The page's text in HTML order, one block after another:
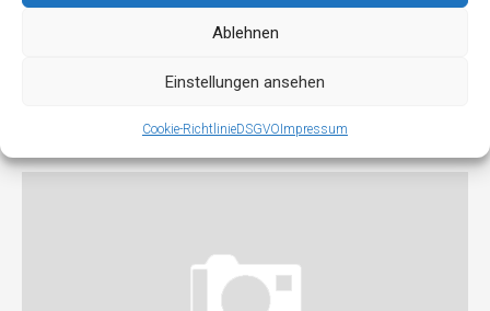
Ablehnen
Einstellungen ansehen
Cookie-RichtlinieDSGVO Impressum
FW-BRAND – Brand Bauernhof